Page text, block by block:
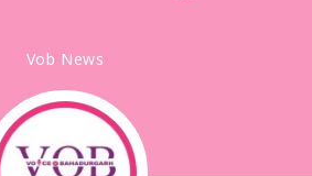
Vob News